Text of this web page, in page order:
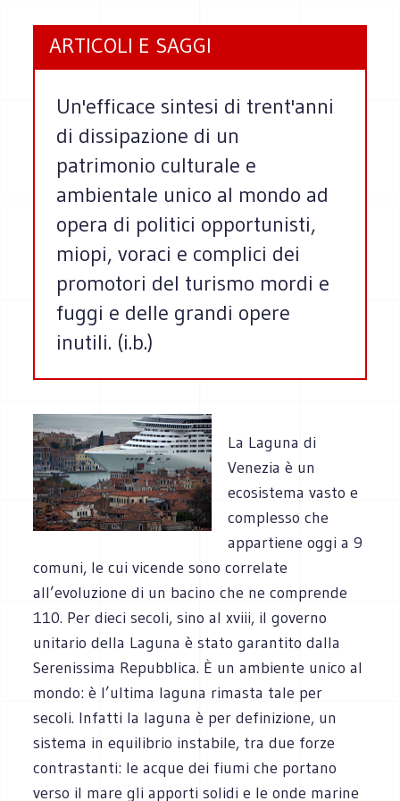
ARTICOLI E SAGGI
Un'efficace sintesi di trent'anni
di dissipazione di un
patrimonio culturale e
ambientale unico al mondo ad
opera di politici opportunisti,
miopi, voraci e complici dei
promotori del turismo mordi e
fuggi e delle grandi opere
inutili. (i.b.)
La Laguna di
Venezia è un
ecosistema vasto e
complesso che
appartiene oggi a 9
comuni, le cui vicende sono correlate
all’evoluzione di un bacino che ne comprende
110. Per dieci secoli, sino al xviii, il governo
unitario della Laguna è stato garantito dalla
Serenissima Repubblica. È un ambiente unico al
mondo: è l’ultima laguna rimasta tale per
secoli. Infatti la laguna è per definizione, un
sistema in equilibrio instabile, tra due forze
contrastanti: le acque dei fiumi che portano
verso il mare gli apporti solidi e le onde marine